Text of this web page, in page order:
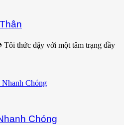
thức dậy với một tâm trạng đầy
Chóng